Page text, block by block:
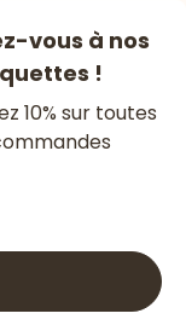
vous à nos
!
10% sur toutes